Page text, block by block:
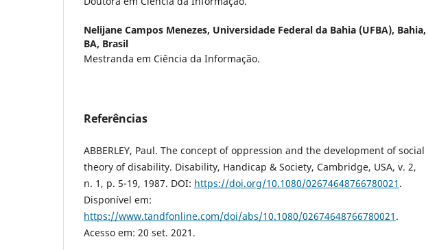
Nelijane Campos Menezes, Universidade Federal da Bahia (UFBA), Bahia,
BA, Brasil
Mestranda em Ciência da Informação.
Referências
ABBERLEY, Paul. The concept of oppression and the development of social
theory of disability. Disability, Handicap & Society, Cambridge, USA, v. 2,
n. 1, p. 5-19, 1987. DOI: https://doi.org/10.1080/02674648766780021 .
Disponível em:
https://www.tandfonline.com/doi/abs/10.1080/02674648766780021 .
Acesso em: 20 set. 2021.